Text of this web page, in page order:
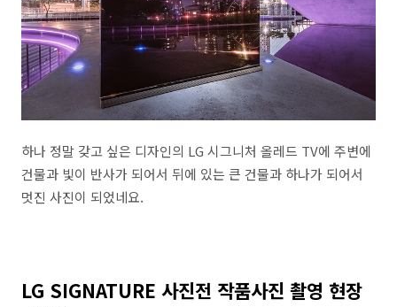
하나 정말 갖고 싶은 디자인의 LG 시그니처 올레드 TV에 주변에
건물과 빛이 반사가 되어서 뒤에 있는 큰 건물과 하나가 되어서
멋진 사진이 되었네요.
LG SIGNATURE 사진전 작품사진 촬영 현장